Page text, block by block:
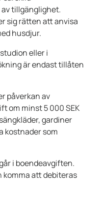
tillgänglighet.
sig rätten att anvisa
husdjur.
eller i
är endast tillåten
påverkan av
om minst 5 000 SEK
gardiner
kostnader som
i boendeavgiften.
komma att debiteras